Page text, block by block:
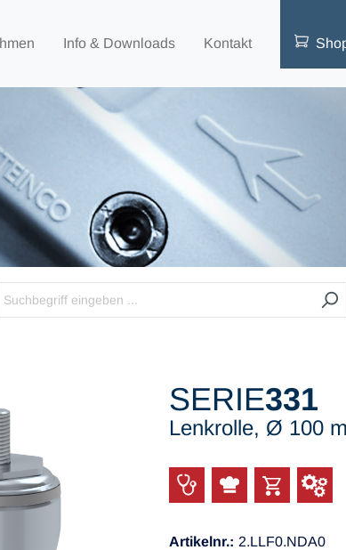
Info & Downloads Kontakt
SERIE331
Lenkrolle, Ø 100
Artikelnr.: 2.LLF0.NDA0